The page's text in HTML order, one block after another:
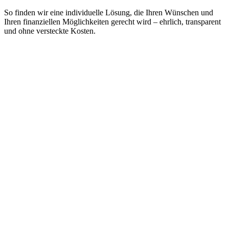
So finden wir eine individuelle Lösung, die Ihren Wünschen und
Ihren finanziellen Möglichkeiten gerecht wird – ehrlich, transparent
und ohne versteckte Kosten.